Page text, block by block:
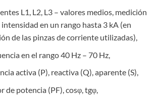
L1, L2, L3 – valores medios, medición
intensidad en un rango hasta 3 kA (en
de las pinzas de corriente utilizadas),
en el rango 40 Hz – 70 Hz,
activa (P), reactiva (Q), aparente (S),
de potencia (PF), cosφ, tgφ,